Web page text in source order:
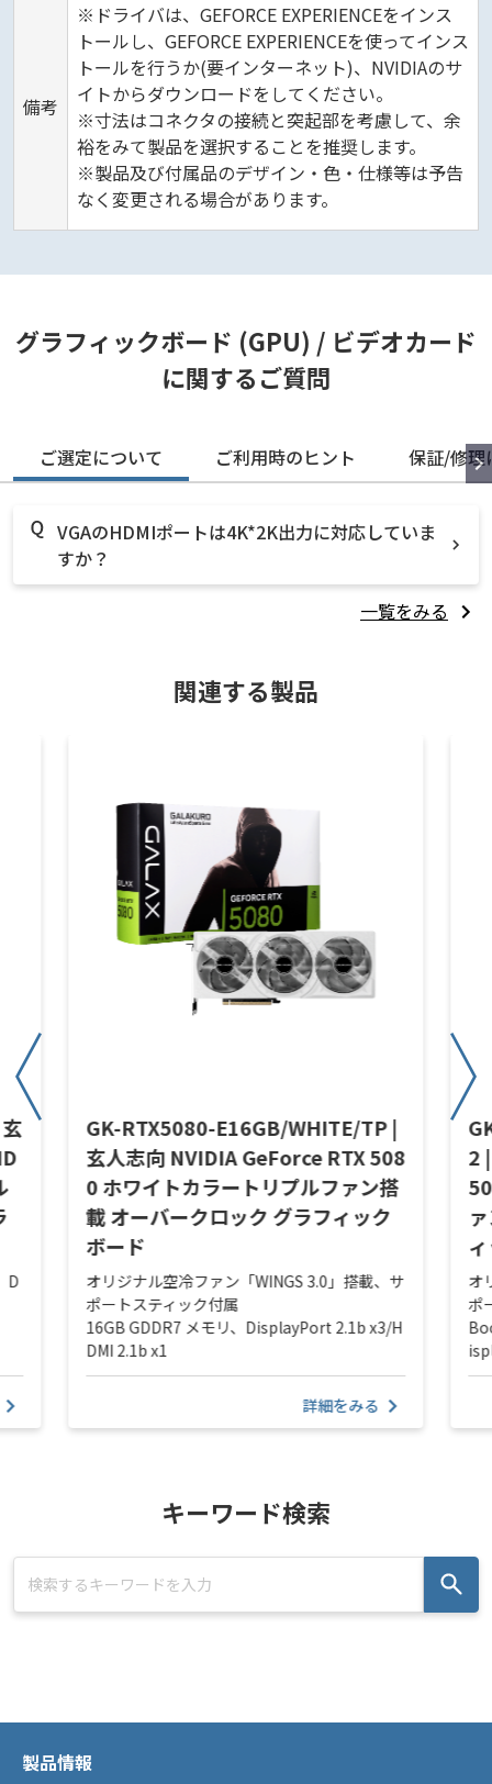
備考
※ドライバは、GEFORCE EXPERIENCEをインス
トールし、GEFORCE EXPERIENCEを使ってインス
トールを行うか(要インターネット)、NVIDIAのサ
イトからダウンロードをしてください。
※寸法はコネクタの接続と突起部を考慮して、余
裕をみて製品を選択することを推奨します。
※製品及び付属品のデザイン・色・仕様等は予告
なく変更される場合があります。
グラフィックボード (GPU) / ビデオカード
に関するご質問
ご選定について ご利用時のヒント 保証/修理
VGAのHDMIポートは4K*2K出力に対応していま
すか？
一覧をみる
関連する製品
D
GK-RTX5080-E16GB/WHITE/TP |
玄人志向 NVIDIA GeForce RTX 508
0 ホワイトカラートリプルファン搭
載 オーバークロック グラフィック
ボード
オリジナル空冷ファン「WINGS 3.0」搭載、サ
ポートスティック付属
16GB GDDR7 メモリ、DisplayPort 2.1b x3/H
DMI 2.1b x1
詳細をみる
2
オ
ポ
キーワード検索
製品情報